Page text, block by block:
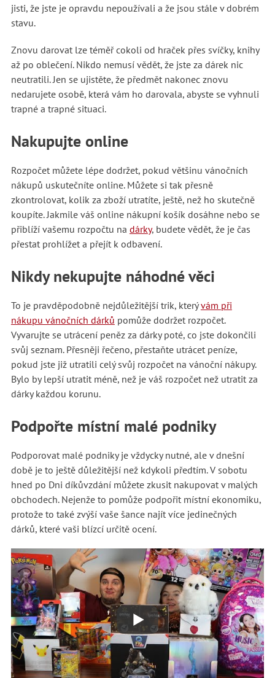
jisti, že jste je opravdu nepoužívali a že jsou stále v dobrém
stavu.
Znovu darovat lze téměř cokoli od hraček přes svíčky, knihy
až po oblečení. Nikdo nemusí vědět, že jste za dárek nic
neutratili. Jen se ujistěte, že předmět nakonec znovu
nedarujete osobě, která vám ho darovala, abyste se vyhnuli
trapné a trapné situaci.
Nakupujte online
Rozpočet můžete lépe dodržet, pokud většinu vánočních
nákupů uskutečníte online. Můžete si tak přesně
zkontrolovat, kolik za zboží utratíte, ještě, než ho skutečně
koupíte. Jakmile váš online nákupní košík dosáhne nebo se
přiblíží vašemu rozpočtu na dárky, budete vědět, že je čas
přestat prohlížet a přejít k odbavení.
Nikdy nekupujte náhodné věci
To je pravděpodobně nejdůležitější trik, kterývám při
nákupu vánočních dárků pomůže dodržet rozpočet.
Vyvarujte se utrácení peněz za dárky poté, co jste dokončili
svůj seznam. Přesněji řečeno, přestaňte utrácet peníze,
pokud jste již utratili celý svůj rozpočet na vánoční nákupy.
Bylo by lepší utratit méně, než je váš rozpočet než utratit za
dárky každou korunu.
Podpořte místní malé podniky
Podporovat malé podniky je vždycky nutné, ale v dnešní
době je to ještě důležitější než kdykoli předtím. V sobotu
hned po Dni díkůvzdání můžete zkusit nakupovat v malých
obchodech. Nejenže to pomůže podpořit místní ekonomiku,
protože to také zvýší vaše šance najít více jedinečných
dárků, které vaši blízcí určitě ocení.